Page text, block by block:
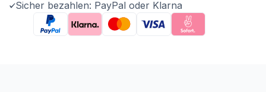
Sicher bezahlen: PayPal oder Klarna